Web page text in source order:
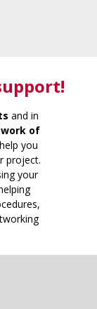
and in
of
you
project.
your